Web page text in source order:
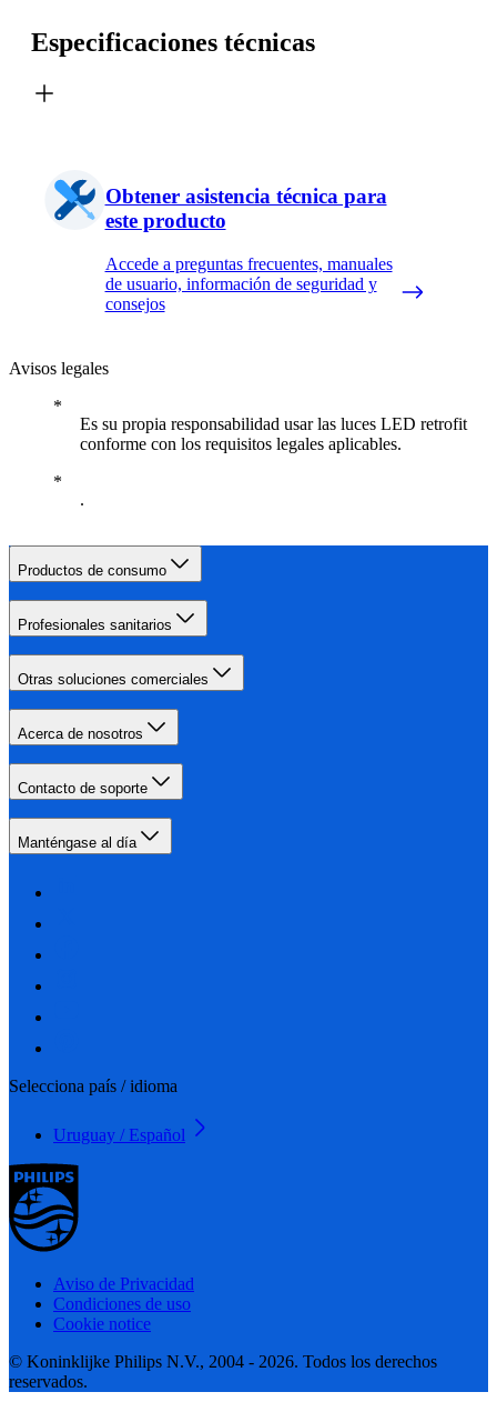
Especificaciones técnicas
Obtener asistencia técnica para
este producto
Accede a preguntas frecuentes, manuales
de usuario, información de seguridad y
consejos
Avisos legales
Es su propia responsabilidad usar las luces LED retrofit
conforme con los requisitos legales aplicables.
.
Productos de consumo
Profesionales sanitarios
Otras soluciones comerciales
Acerca de nosotros
Contacto de soporte
Manténgase al día
Selecciona país / idioma
Uruguay / Español
Aviso de Privacidad
Condiciones de uso
Cookie notice
© Koninklijke Philips N.V., 2004 - 2026. Todos los derechos
reservados.